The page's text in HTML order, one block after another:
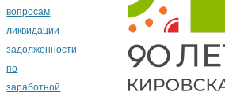
вопросам
ликвидации
задолженности
по
заработной